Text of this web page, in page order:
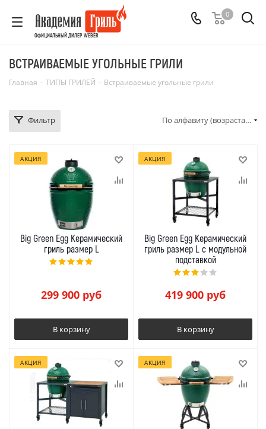
ОФИЦИАЛЬНЫЙ ДИЛЕР WEBER
0
ВСТРАИВАЕМЫЕ УГОЛЬНЫЕ ГРИЛИ
Главная - ТИПЫ ГРИЛЕЙ - Встраиваемые угольные грили
Фильтр По алфавиту (возрастание)
АКЦИЯ
Big Green Egg Керамический
гриль размер L
299 900 руб
В корзину
АКЦИЯ
Big Green Egg Керамический
гриль размер L с модульной
подставкой
419 900 руб
В корзину
АКЦИЯ АКЦИЯ